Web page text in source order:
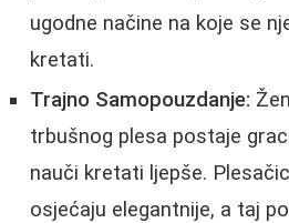
ugodne načine na koje se
kretati.
Trajno Samopouzdanje:
trbušnog plesa postaje
nauči kretati ljepše.
osjećaju elegantnije, a taj